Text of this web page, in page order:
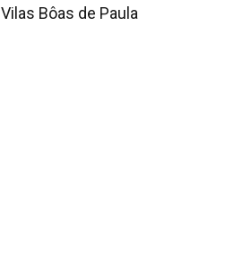
Bôas de Paula